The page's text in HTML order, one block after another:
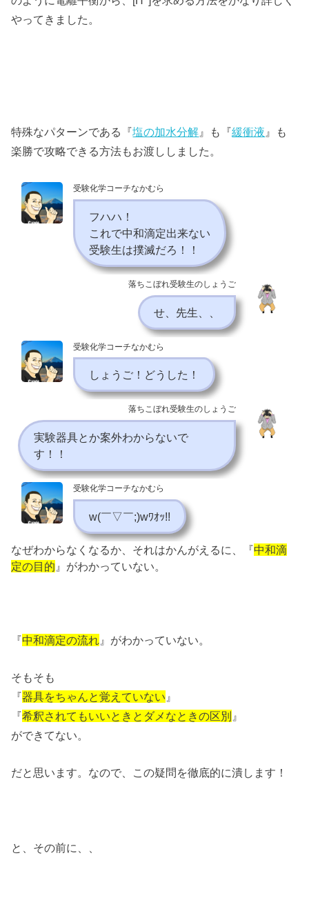
やってきました。
特殊なパターンである『塩の加水分解 』も『緩衝液 』も
楽勝で攻略できる方法もお渡ししました。
受験化学コーチなかむら
フハハ！
これで中和滴定出来ない
受験生は撲滅だろ！！
落ちこぼれ受験生のしょうご
せ、先生、、
受験化学コーチなかむら
しょうご！どうした！
落ちこぼれ受験生のしょうご
実験器具とか案外わからないで
す！！
受験化学コーチなかむら
w(￣▽￣;)wﾜｵｯ!!
なぜわからなくなるか、それはかんがえるに、『中和滴
定の目的 』がわかっていない。
『中和滴定の流れ 』がわかっていない。
そもそも
『器具をちゃんと覚えていない 』
『希釈されてもいいときとダメなときの区別 』
ができてない。
だと思います。なので、この疑問を徹底的に潰します！
と、その前に、、